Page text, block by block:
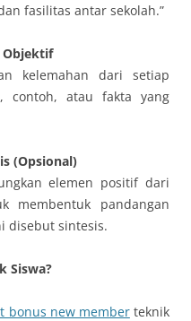
fasilitas antar sekolah.”
Objektif
kelemahan dari setiap
contoh, atau fakta yang
(Opsional)
elemen positif dari
membentuk pandangan
disebut sintesis.
Siswa?
bonus new memberteknik